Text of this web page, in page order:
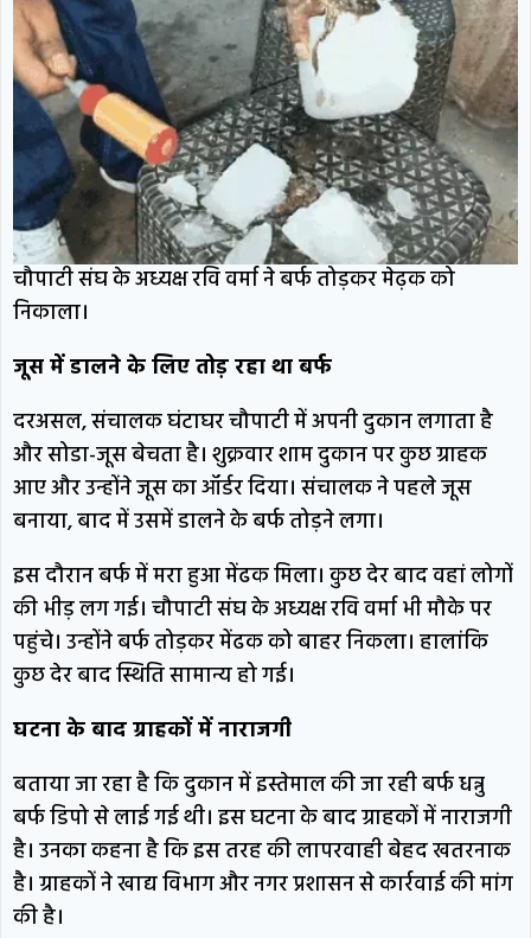
चौपाटी संघ के अध्यक्ष रवि वर्मा ने बर्फ तोड़कर मेढ़क को
निकाला।
जूस में डालने के लिए तोड़ रहा था बर्फ
दरअसल, संचालक घंटाघर चौपाटी में अपनी दुकान लगाता है
और सोडा-जूस बेचता है। शुक्रवार शाम दुकान पर कुछ ग्राहक
आए और उन्होंने जूस का ऑर्डर दिया। संचालक ने पहले जूस
बनाया, बाद में उसमें डालने के बर्फ तोड़ने लगा।
इस दौरान बर्फ में मरा हुआ मेंढक मिला। कुछ देर बाद वहां लोगों
की भीड़ लग गई। चौपाटी संघ के अध्यक्ष रवि वर्मा भी मौके पर
पहुंचे। उन्होंने बर्फ तोड़कर मेंढक को बाहर निकला। हालांकि
कुछ देर बाद स्थिति सामान्य हो गई।
घटना के बाद ग्राहकों में नाराजगी
बताया जा रहा है कि दुकान में इस्तेमाल की जा रही बर्फ धन्नु
बर्फ डिपो से लाई गई थी। इस घटना के बाद ग्राहकों में नाराजगी
है। उनका कहना है कि इस तरह की लापरवाही बेहद खतरनाक
है। ग्राहकों ने खाद्य विभाग और नगर प्रशासन से कार्रवाई की मांग
की है।